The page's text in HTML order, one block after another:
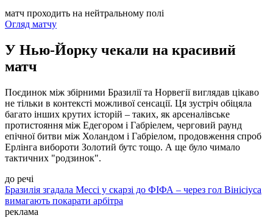
матч проходить на нейтральному полі
Огляд матчу
У Нью-Йорку чекали на красивий
матч
Поєдинок між збірними Бразилії та Норвегії виглядав цікаво
не тільки в контексті можливої сенсації. Ця зустріч обіцяла
багато інших крутих історій – таких, як арсеналівське
протистояння між Едегором і Габріелем, черговий раунд
епічної битви між Холандом і Габріелом, продовження спроб
Ерлінга вибороти Золотий бутс тощо. А ще було чимало
тактичних "родзинок".
до речі
Бразилія згадала Мессі у скарзі до ФІФА – через гол Вінісіуса
вимагають покарати арбітра
реклама